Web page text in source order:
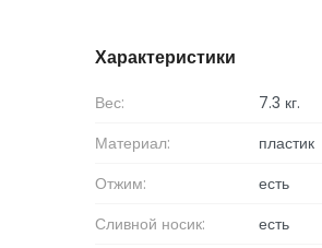
Характеристики
Вес: 7.3 кг.
Материал:
пластик
Отжим:
есть
Сливной носик:
есть